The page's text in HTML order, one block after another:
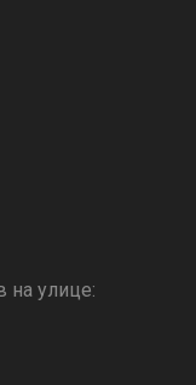
на улице: